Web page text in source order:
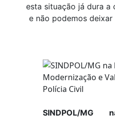
esta situação já dura a
e não podemos
SINDPOL/